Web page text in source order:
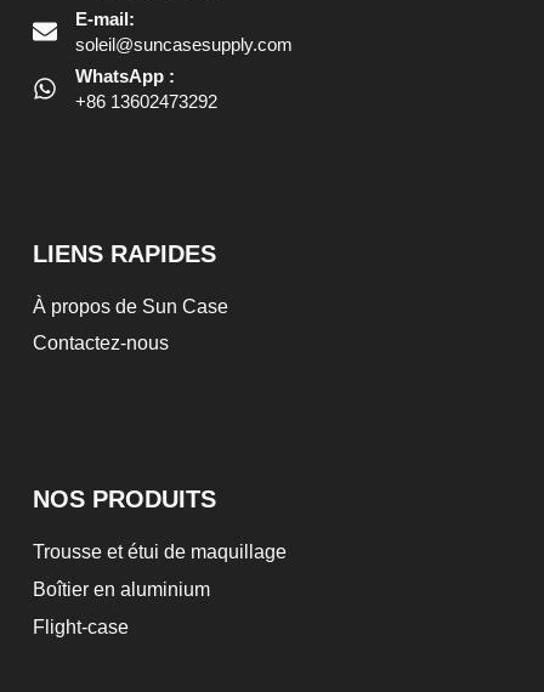
E-mail:
soleil@suncasesupply.com
WhatsApp :
+86 13602473292
LIENS RAPIDES
À propos de Sun Case
Contactez-nous
NOS PRODUITS
Trousse et étui de maquillage
Boîtier en aluminium
Flight-case